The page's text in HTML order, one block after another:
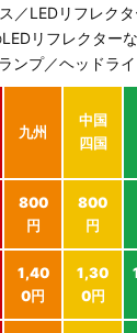
／LEDリフレク
リフレクター
ンプ／ヘッドラ
九州
中国
四国
800
円
800
円
1,40
0円
1,30
0円